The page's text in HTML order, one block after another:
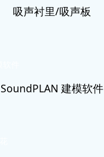
吸声衬里/吸声板
SoundPLAN 建模软件